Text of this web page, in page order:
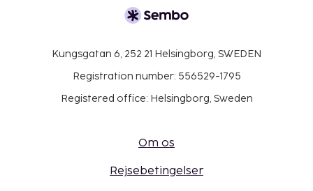
Kungsgatan 6, 252 21 Helsingborg, SWEDEN
Registration number: 556529-1795
Registered office: Helsingborg, Sweden
Om os
Rejsebetingelser